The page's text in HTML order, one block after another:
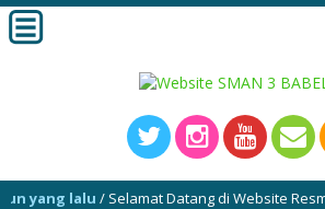
lalu/ Selamat Datang di Website Resmi